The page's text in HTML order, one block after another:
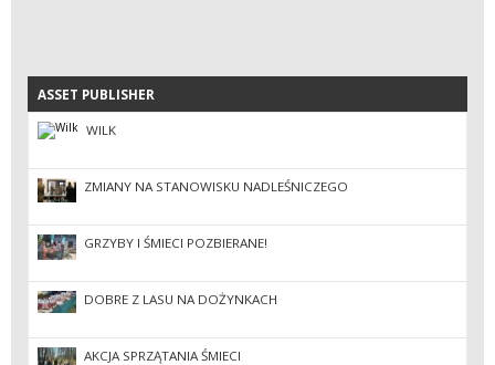
ASSET PUBLISHER
ASSET PUBLISHER
WILK
ZMIANY NA STANOWISKU NADLEŚNICZEGO
GRZYBY I ŚMIECI POZBIERANE!
DOBRE Z LASU NA DOŻYNKACH
AKCJA SPRZĄTANIA ŚMIECI